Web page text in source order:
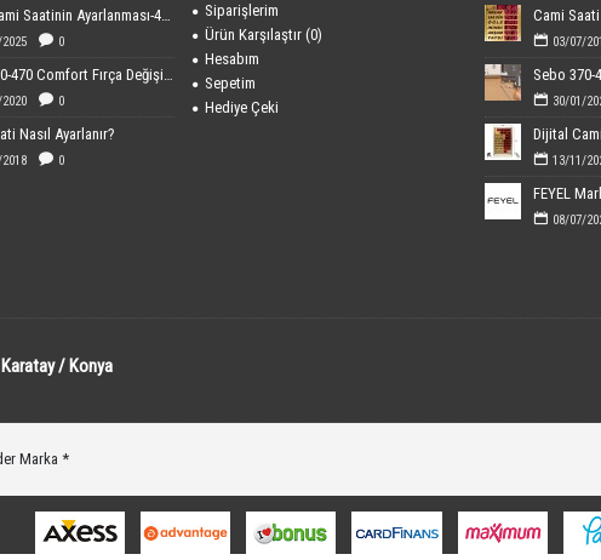
Dijital Cami Saatinin Ayarlanması-40x60 cm Boyutundaki
0
Sebo 370-470 Comfort Fırça Değişimi
0
Nasıl Ayarlanır?
0
Siparişlerim
Ürün Karşılaştır (0)
Hesabım
Sepetim
Hediye Çeki
Cami Saati
03/07/
30/01/
13/11/
08/07/
/ Konya
Marka *